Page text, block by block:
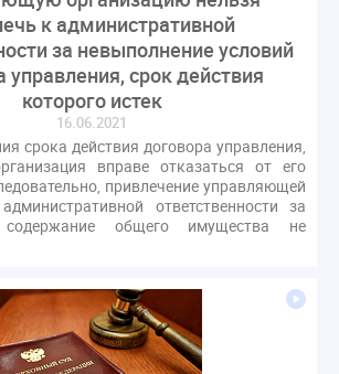
государственная дума
общее имущество
ЖКХ
саморегулирование
Альберт Короленко
КоАП РФ
Почта России
и качество
встреча
налоговая реформа
ответственность
штраф
ВОК
ГД
Госсовет
инспекция
Закон Хинштейна
к административной
за невыполнение условий
управления, срок действия
которого истек
16.06.2021
срока действия договора управления,
вправе отказаться от его
привлечение управляющей
ответственности за
содержание общего имущества не